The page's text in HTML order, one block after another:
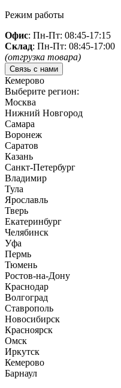
Режим работы
Офис: Пн-Пт: 08:45-17:15
Склад: Пн-Пт: 08:45-17:00
(отгрузка товара)
Связь с нами
Кемерово
Выберите регион:
Москва
Нижний Новгород
Самара
Воронеж
Саратов
Казань
Санкт-Петербург
Владимир
Тула
Ярославль
Тверь
Екатеринбург
Челябинск
Уфа
Пермь
Тюмень
Ростов-на-Дону
Краснодар
Волгоград
Ставрополь
Новосибирск
Красноярск
Омск
Иркутск
Кемерово
Барнаул